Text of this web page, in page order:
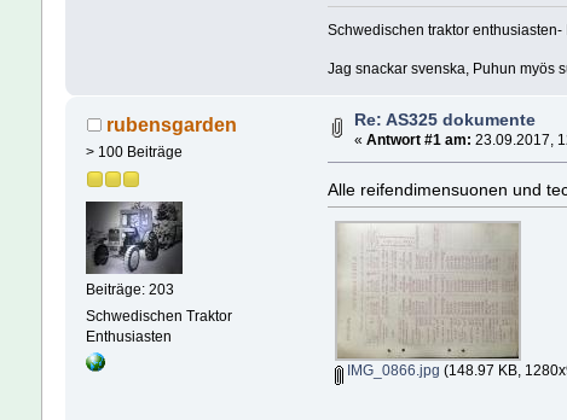
Schwedischen traktor
Jag snackar svenska, Puhun myös
rubensgarden
> 100 Beiträge
Beiträge: 203
Schwedischen Traktor
Enthusiasten
Re: AS325 dokumente
« Antwort #1 am: 23.09.2017,
Alle reifendimensuonen und
IMG_0866.jpg (148.97 KB,